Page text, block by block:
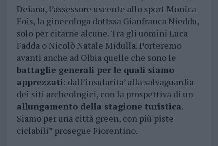
Deiana, l’assessore uscente allo sport Monica
Fois, la ginecologa dottssa Gianfranca Nieddu,
solo per citarne alcune. Tra gli uomini Luca
Fadda o Nicolò Natale Midulla. Porteremo
avanti anche ad Olbia quelle che sono le
battaglie generali per le quali siamo
apprezzati: dall’insularita’ alla salvaguardia
dei siti archeologici, con la prospettiva di un
allungamento della stagione turistica.
Siamo per una città green, con più piste
ciclabili” prosegue Fiorentino.